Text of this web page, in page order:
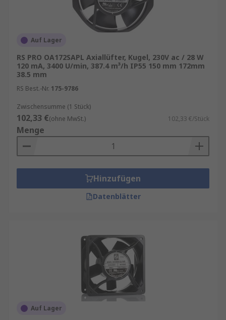
Auf Lager
RS PRO OA172SAPL Axiallüfter, Kugel, 230V ac / 28 W
120 mA, 3400 U/min, 387.4 m³/h IP55 150 mm 172mm
38.5 mm
RS Best.-Nr. 175-9786
Zwischensumme (1 Stück)
102,33 €(ohne MwSt.) 102,33 €/Stück
Menge
Hinzufügen
Datenblätter
Auf Lager